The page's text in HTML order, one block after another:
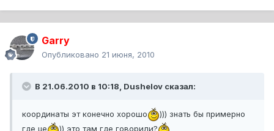
Garry
Опубликовано 21 июня, 2010
В 21.06.2010 в 10:18, Dushelov сказал:
координаты эт конечно хорошо
))) знать бы примерно
где це
)) это там где говорили?